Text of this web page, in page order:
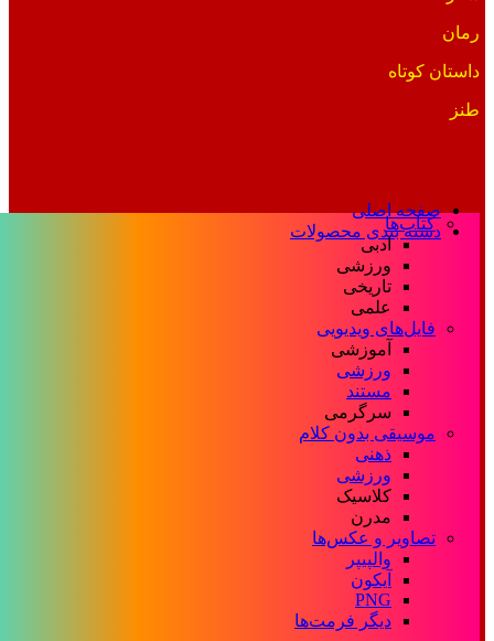
رمان
داستان کوتاه
طنز
صفحه اصلی
دسته بندی محصولات
کتاب‌ها
ادبی
ورزشی
تاریخی
علمی
فایل‌های ویدیویی
آموزشی
ورزشی
مستند
سرگرمی
موسیقی بدون کلام
ذهنی
ورزشی
کلاسیک
مدرن
تصاویر و عکس‌ها
والپیپر
آیکون
PNG
دیگر فرمت‌ها